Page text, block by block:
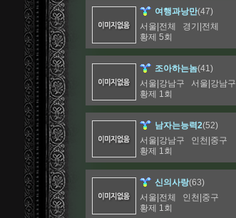
여행과낭만(47)
서울|전체 경기|전체
황제 5회
조아하는놈(41)
서울|강남구 서울|강남구
황제 1회
남자는능력2(52)
서울|강남구 인천|중구
황제 1회
신의사랑(63)
서울|전체 인천|중구
황제 1회